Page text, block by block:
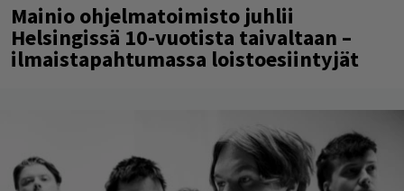
Mainio ohjelmatoimisto juhlii
Helsingissä 10-vuotista taivaltaan –
ilmaistapahtumassa loistoesiintyjät